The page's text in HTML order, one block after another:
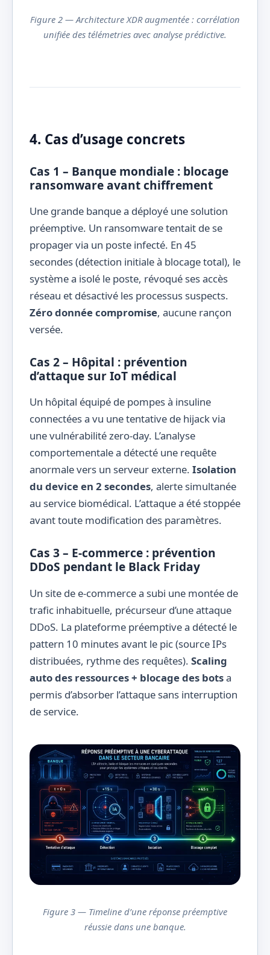
Figure 2 — Architecture XDR augmentée : corrélation
unifiée des télémetries avec analyse prédictive.
4. Cas d’usage concrets
Cas 1 – Banque mondiale : blocage
ransomware avant chiffrement
Une grande banque a déployé une solution
préemptive. Un ransomware tentait de se
propager via un poste infecté. En 45
secondes (détection initiale à blocage total), le
système a isolé le poste, révoqué ses accès
réseau et désactivé les processus suspects.
Zéro donnée compromise, aucune rançon
versée.
Cas 2 – Hôpital : prévention
d’attaque sur IoT médical
Un hôpital équipé de pompes à insuline
connectées a vu une tentative de hijack via
une vulnérabilité zero-day. L’analyse
comportementale a détecté une requête
anormale vers un serveur externe. Isolation
du device en 2 secondes, alerte simultanée
au service biomédical. L’attaque a été stoppée
avant toute modification des paramètres.
Cas 3 – E-commerce : prévention
DDoS pendant le Black Friday
Un site de e-commerce a subi une montée de
trafic inhabituelle, précurseur d’une attaque
DDoS. La plateforme préemptive a détecté le
pattern 10 minutes avant le pic (source IPs
distribuées, rythme des requêtes). Scaling
auto des ressources + blocage des botsa
permis d’absorber l’attaque sans interruption
de service.
Figure 3 — Timeline d’une réponse préemptive
réussie dans une banque.